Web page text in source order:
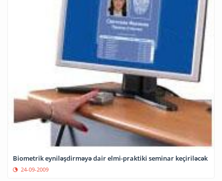
Biometrik eyniləşdirməyə dair elmi-praktiki seminar keçiriləcək
24-09-2009